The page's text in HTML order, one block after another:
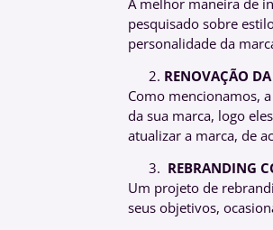
pesquisado sobre
personalidade da
RENOVAÇÃO
Como mencionamos,
da sua marca, logo
atualizar a marca, de
REBRANDING
Um projeto de
seus objetivos,